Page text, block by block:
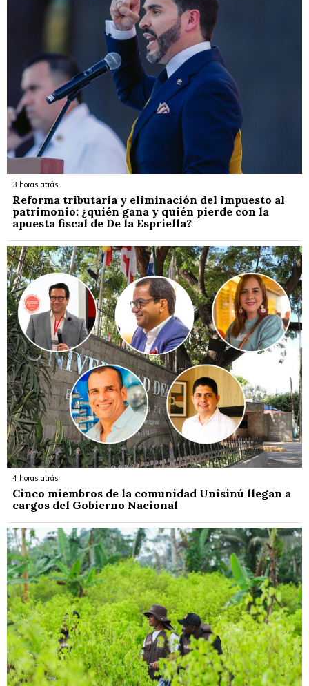
3 horas atrás
Reforma tributaria y eliminación del impuesto al
patrimonio: ¿quién gana y quién pierde con la
apuesta fiscal de De la Espriella?
4 horas atrás
Cinco miembros de la comunidad Unisinú llegan a
cargos del Gobierno Nacional